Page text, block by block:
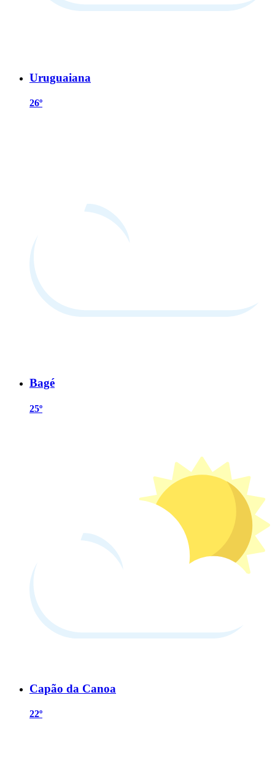
Uruguaiana
26º
Bagé
25º
Capão da Canoa
22º